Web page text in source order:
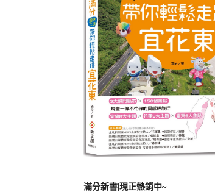
滿分新書|現正熱銷中~